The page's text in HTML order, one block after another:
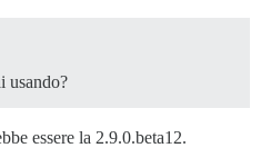
usando?
essere la 2.9.0.beta12.